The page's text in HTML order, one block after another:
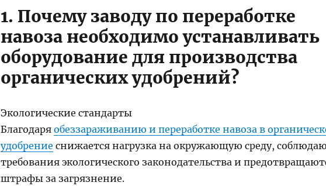
1. Почему заводу по переработке
навоза необходимо устанавливать
оборудование для производства
органических удобрений?
Экологические стандарты
Благодаря обеззараживанию и переработке навоза в
удобрение снижается нагрузка на окружающую среду,
требования экологического законодательства и
штрафы за загрязнение.